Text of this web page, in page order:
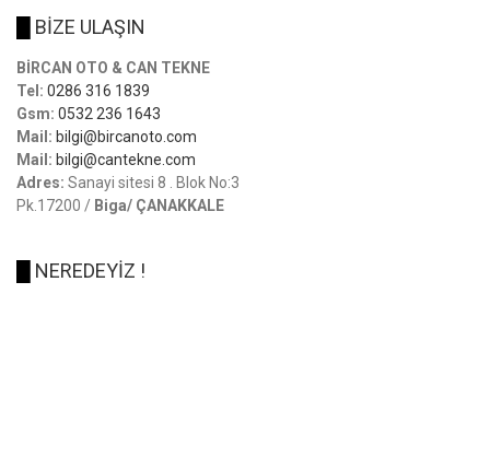
BİZE ULAŞIN
BİRCAN OTO & CAN TEKNE
Tel: 0286 316 1839
Gsm: 0532 236 1643
Mail: bilgi@bircanoto.com
Mail: bilgi@cantekne.com
Adres: Sanayi sitesi 8 . Blok No:3
Pk.17200 / Biga/ ÇANAKKALE
NEREDEYİZ !